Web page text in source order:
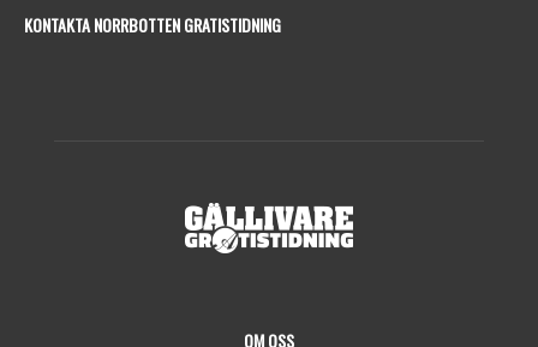
KONTAKTA NORRBOTTEN GRATISTIDNING
OM OSS